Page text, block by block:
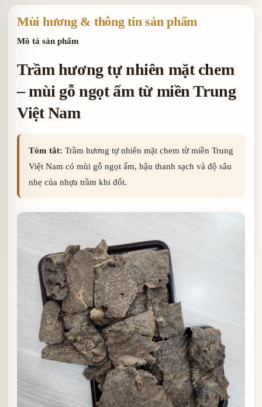
Mùi hương & thông tin sản phẩm
Mô tả sản phẩm
Trầm hương tự nhiên mặt chem
– mùi gỗ ngọt ấm từ miền Trung
Việt Nam
Tóm tắt: Trầm hương tự nhiên mặt chem từ miền Trung
Việt Nam có mùi gỗ ngọt ấm, hậu thanh sạch và độ sâu
nhẹ của nhựa trầm khi đốt.